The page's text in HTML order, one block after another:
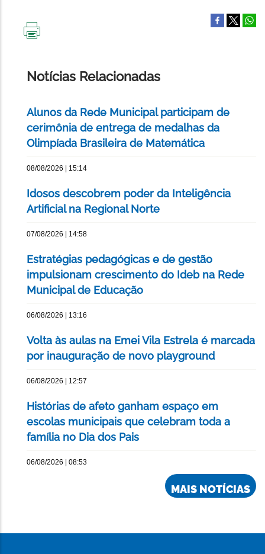
Notícias Relacionadas
Alunos da Rede Municipal participam de
cerimônia de entrega de medalhas da
Olimpíada Brasileira de Matemática
08/08/2026 | 15:14
Idosos descobrem poder da Inteligência
Artificial na Regional Norte
07/08/2026 | 14:58
Estratégias pedagógicas e de gestão
impulsionam crescimento do Ideb na Rede
Municipal de Educação
06/08/2026 | 13:16
Volta às aulas na Emei Vila Estrela é marcada
por inauguração de novo playground
06/08/2026 | 12:57
Histórias de afeto ganham espaço em
escolas municipais que celebram toda a
família no Dia dos Pais
06/08/2026 | 08:53
MAIS NOTÍCIAS